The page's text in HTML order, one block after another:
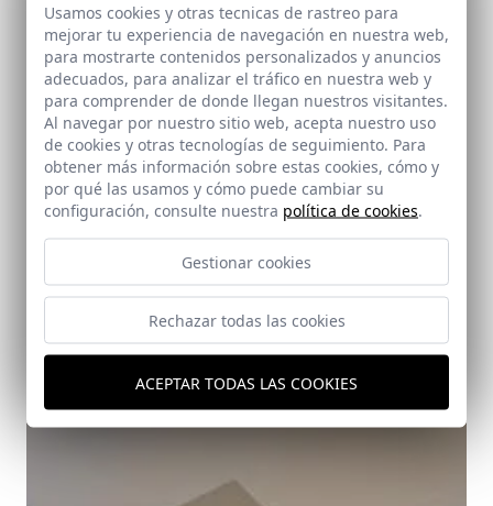
Rehabilitación de Corral de Vecinos para 17
Viviendas y Local
Ayamonte (Huelva)
Usamos cookies y otras tecnicas de rastreo para
mejorar tu experiencia de navegación en nuestra web,
para mostrarte contenidos personalizados y anuncios
adecuados, para analizar el tráfico en nuestra web y
para comprender de donde llegan nuestros visitantes.
Al navegar por nuestro sitio web, acepta nuestro uso
de cookies y otras tecnologías de seguimiento. Para
obtener más información sobre estas cookies, cómo y
por qué las usamos y cómo puede cambiar su
configuración, consulte nuestra política de cookies.
Gestionar cookies
Rechazar todas las cookies
ACEPTAR TODAS LAS COOKIES